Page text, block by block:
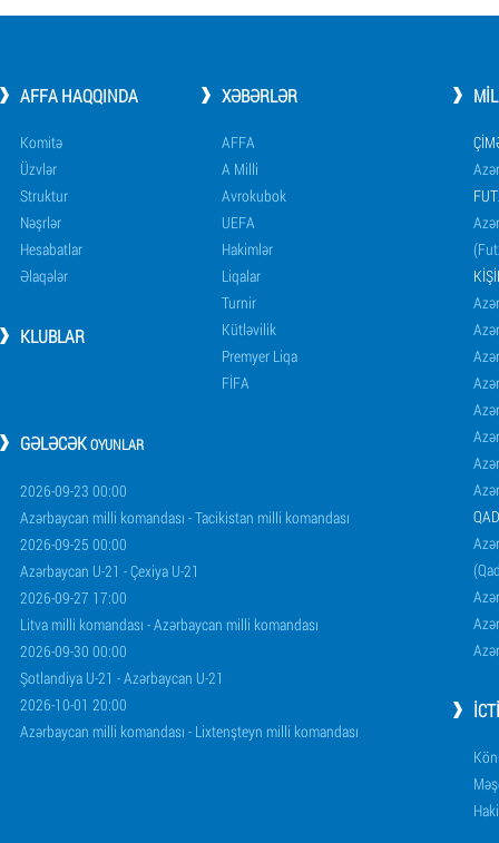
AFFA HAQQINDA
Komitə
Üzvlər
Struktur
Nəşrlər
Hesabatlar
Əlaqələr
KLUBLAR
XƏBƏRLƏR
AFFA
A Milli
Avrokubok
UEFA
Hakimlər
Liqalar
Turnir
Kütləvilik
Premyer Liqa
FİFA
GƏLƏCƏKOYUNLAR
2026-09-23 00:00
Azərbaycan milli komandası - Tacikistan milli komandası
2026-09-25 00:00
Azərbaycan U-21 - Çexiya U-21
2026-09-27 17:00
Litva milli komandası - Azərbaycan milli komandası
2026-09-30 00:00
Şotlandiya U-21 - Azərbaycan U-21
2026-10-01 20:00
Azərbaycan milli komandası - Lixtenşteyn milli komandası